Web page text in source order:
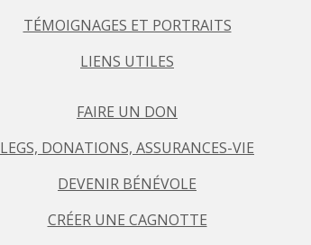
TÉMOIGNAGES ET PORTRAITS
LIENS UTILES
FAIRE UN DON
LEGS, DONATIONS, ASSURANCES-VIE
DEVENIR BÉNÉVOLE
CRÉER UNE CAGNOTTE